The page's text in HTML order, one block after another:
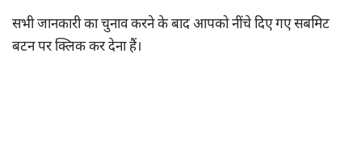
सभी जानकारी का चुनाव करने के बाद आपको नींचे दिए गए सबमिट
बटन पर क्लिक कर देना हैं।